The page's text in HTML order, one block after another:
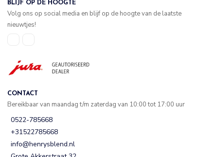
BLIJF OP DE HOOGTE
Volg ons op social media en blijf op de hoogte van de laatste
nieuwtjes!
CONTACT
Bereikbaar van maandag t/m zaterdag van 10:00 tot 17:00 uur
0522-785668
+31522785668
info@henrysblend.nl